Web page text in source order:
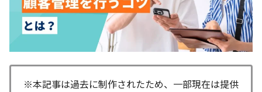
※本記事は過去に制作されたため、一部現在は提供